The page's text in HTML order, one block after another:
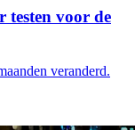
testen voor de
veranderd.